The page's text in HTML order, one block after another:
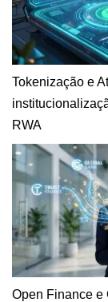
Tokenização e
RWA
Open Finance e